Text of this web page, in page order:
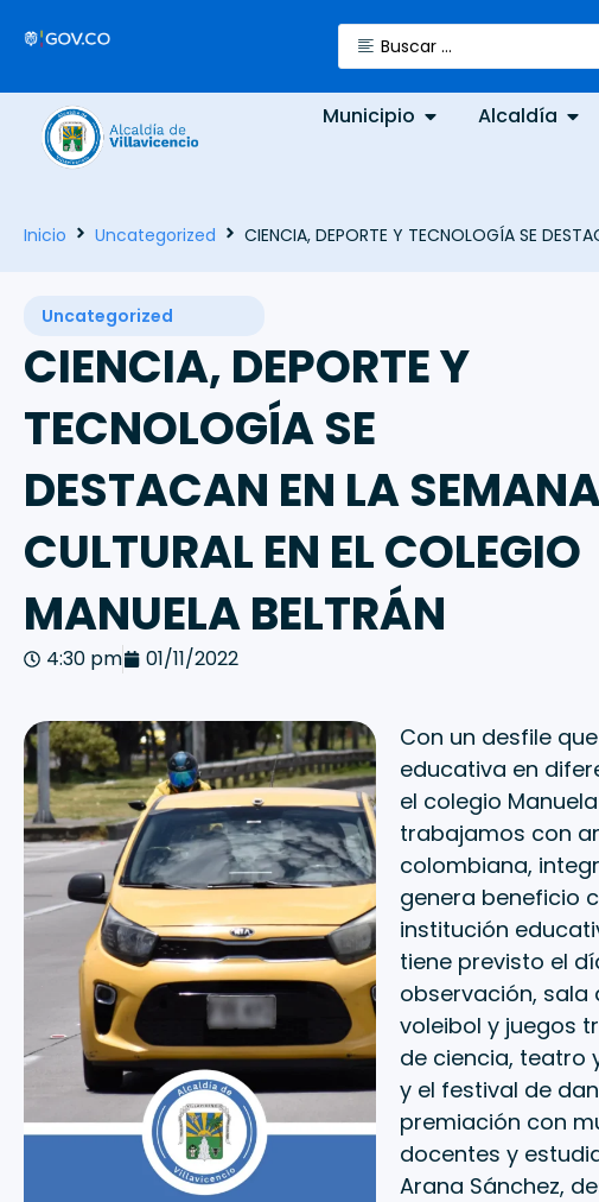
Municipio Alcaldía
Inicio Uncategorized CIENCIA, DEPORTE Y TECNOLOGÍA SE
Uncategorized
CIENCIA, DEPORTE Y
TECNOLOGÍA SE
DESTACAN EN LA
CULTURAL EN EL COLEGIO
MANUELA BELTRÁN
4:30 pm 01/11/2022
Con un desfile
educativa en
el colegio
trabajamos con
colombiana,
genera beneficio
institución
tiene previsto el
observación, sala
voleibol y juegos
de ciencia, teatro
y el festival de
premiación con
docentes y
Arana Sánchez,